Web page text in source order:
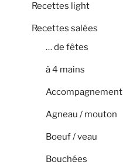
Recettes light
Recettes salées
… de fêtes
à 4 mains
Accompagnement
Agneau / mouton
Boeuf / veau
Bouchées